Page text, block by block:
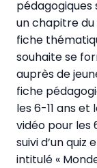
un chapitre du
fiche
souhaite se
auprès de
fiche
les 6-11 ans
vidéo pour les
suivi d’un
intitulé «